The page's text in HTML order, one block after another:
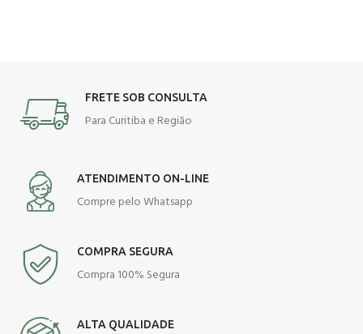
FRETE SOB CONSULTA
Para Curitiba e Região
ATENDIMENTO ON-LINE
Compre pelo Whatsapp
COMPRA SEGURA
Compra 100% Segura
ALTA QUALIDADE